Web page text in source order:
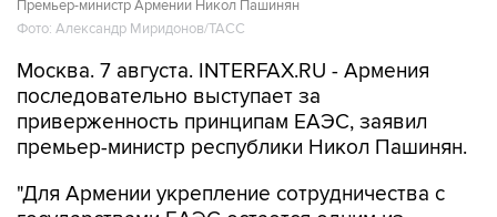
Премьер-министр Армении Никол Пашинян
Фото: Александр Миридонов/ТАСС
Москва. 7 августа. INTERFAX.RU - Армения
последовательно выступает за
приверженность принципам ЕАЭС, заявил
премьер-министр республики Никол Пашинян.
"Для Армении укрепление сотрудничества с